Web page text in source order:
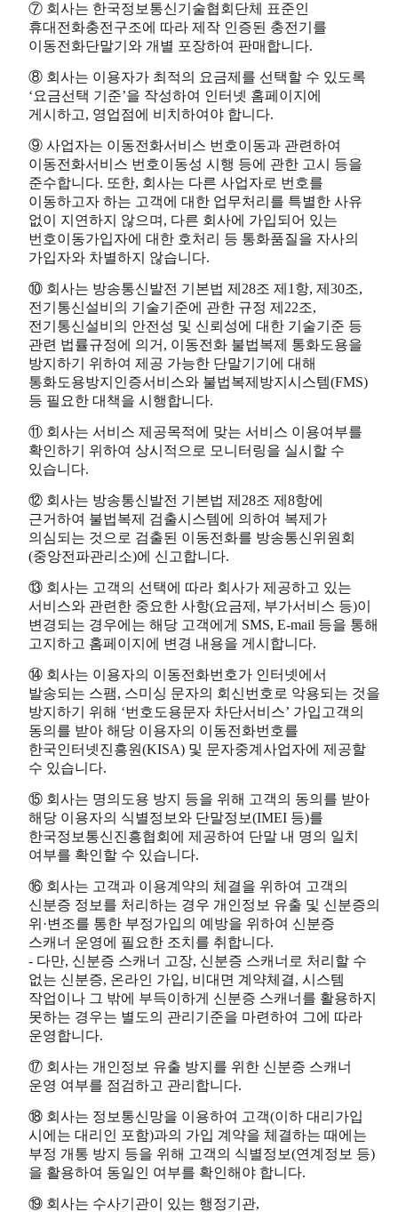
⑦ 회사는 한국정보통신기술협회단체 표준인
휴대전화충전구조에 따라 제작 인증된 충전기를
이동전화단말기와 개별 포장하여 판매합니다.
⑧ 회사는 이용자가 최적의 요금제를 선택할 수 있도록
‘요금선택 기준’을 작성하여 인터넷 홈페이지에
게시하고, 영업점에 비치하여야 합니다.
⑨ 사업자는 이동전화서비스 번호이동과 관련하여
이동전화서비스 번호이동성 시행 등에 관한 고시 등을
준수합니다. 또한, 회사는 다른 사업자로 번호를
이동하고자 하는 고객에 대한 업무처리를 특별한 사유
없이 지연하지 않으며, 다른 회사에 가입되어 있는
번호이동가입자에 대한 호처리 등 통화품질을 자사의
가입자와 차별하지 않습니다.
⑩ 회사는 방송통신발전 기본법 제28조 제1항, 제30조,
전기통신설비의 기술기준에 관한 규정 제22조,
전기통신설비의 안전성 및 신뢰성에 대한 기술기준 등
관련 법률규정에 의거, 이동전화 불법복제 통화도용을
방지하기 위하여 제공 가능한 단말기기에 대해
통화도용방지인증서비스와 불법복제방지시스템(FMS)
등 필요한 대책을 시행합니다.
⑪ 회사는 서비스 제공목적에 맞는 서비스 이용여부를
확인하기 위하여 상시적으로 모니터링을 실시할 수
있습니다.
⑫ 회사는 방송통신발전 기본법 제28조 제8항에
근거하여 불법복제 검출시스템에 의하여 복제가
의심되는 것으로 검출된 이동전화를 방송통신위원회
(중앙전파관리소)에 신고합니다.
⑬ 회사는 고객의 선택에 따라 회사가 제공하고 있는
서비스와 관련한 중요한 사항(요금제, 부가서비스 등)이
변경되는 경우에는 해당 고객에게 SMS, E-mail 등을 통해
고지하고 홈페이지에 변경 내용을 게시합니다.
⑭ 회사는 이용자의 이동전화번호가 인터넷에서
발송되는 스팸, 스미싱 문자의 회신번호로 악용되는 것을
방지하기 위해 ‘번호도용문자 차단서비스’ 가입고객의
동의를 받아 해당 이용자의 이동전화번호를
한국인터넷진흥원(KISA) 및 문자중계사업자에 제공할
수 있습니다.
⑮ 회사는 명의도용 방지 등을 위해 고객의 동의를 받아
해당 이용자의 식별정보와 단말정보(IMEI 등)를
한국정보통신진흥협회에 제공하여 단말 내 명의 일치
여부를 확인할 수 있습니다.
⑯ 회사는 고객과 이용계약의 체결을 위하여 고객의
신분증 정보를 처리하는 경우 개인정보 유출 및 신분증의
위·변조를 통한 부정가입의 예방을 위하여 신분증
스캐너 운영에 필요한 조치를 취합니다.
- 다만, 신분증 스캐너 고장, 신분증 스캐너로 처리할 수
없는 신분증, 온라인 가입, 비대면 계약체결, 시스템
작업이나 그 밖에 부득이하게 신분증 스캐너를 활용하지
못하는 경우는 별도의 관리기준을 마련하여 그에 따라
운영합니다.
⑰ 회사는 개인정보 유출 방지를 위한 신분증 스캐너
운영 여부를 점검하고 관리합니다.
⑱ 회사는 정보통신망을 이용하여 고객(이하 대리가입
시에는 대리인 포함)과의 가입 계약을 체결하는 때에는
부정 개통 방지 등을 위해 고객의 식별정보(연계정보 등)
을 활용하여 동일인 여부를 확인해야 합니다.
⑲ 회사는 수사기관이 있는 행정기관,